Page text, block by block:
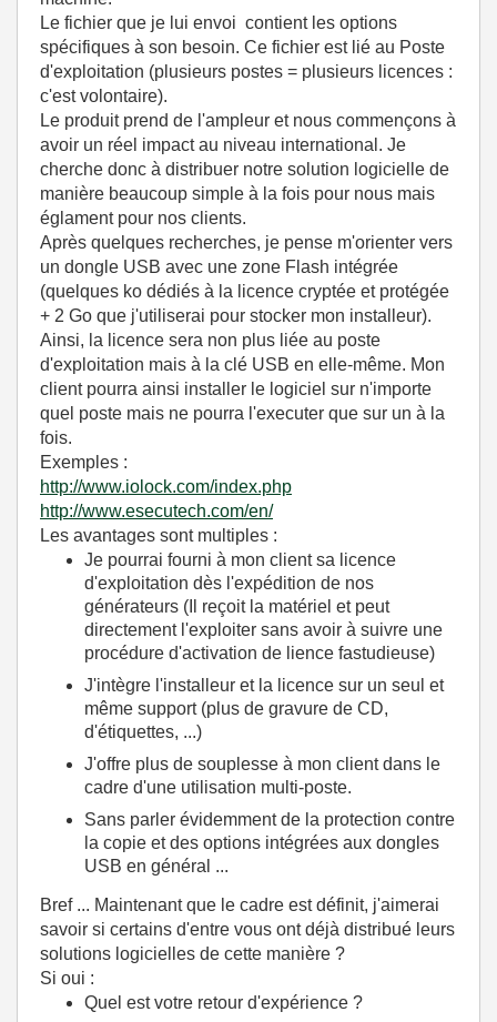
Le fichier que je lui envoi contient les options
spécifiques à son besoin. Ce fichier est lié au Poste
d'exploitation (plusieurs postes = plusieurs licences :
c'est volontaire).
Le produit prend de l'ampleur et nous commençons à
avoir un réel impact au niveau international. Je
cherche donc à distribuer notre solution logicielle de
manière beaucoup simple à la fois pour nous mais
églament pour nos clients.
Après quelques recherches, je pense m'orienter vers
un dongle USB avec une zone Flash intégrée
(quelques ko dédiés à la licence cryptée et protégée
+ 2 Go que j'utiliserai pour stocker mon installeur).
Ainsi, la licence sera non plus liée au poste
d'exploitation mais à la clé USB en elle-même. Mon
client pourra ainsi installer le logiciel sur n'importe
quel poste mais ne pourra l'executer que sur un à la
fois.
Exemples :
http://www.iolock.com/index.php
http://www.esecutech.com/en/
Les avantages sont multiples :
Je pourrai fourni à mon client sa licence
d'exploitation dès l'expédition de nos
générateurs (Il reçoit la matériel et peut
directement l'exploiter sans avoir à suivre une
procédure d'activation de lience fastudieuse)
J'intègre l'installeur et la licence sur un seul et
même support (plus de gravure de CD,
d'étiquettes, ...)
J'offre plus de souplesse à mon client dans le
cadre d'une utilisation multi-poste.
Sans parler évidemment de la protection contre
la copie et des options intégrées aux dongles
USB en général ...
Bref ... Maintenant que le cadre est définit, j'aimerai
savoir si certains d'entre vous ont déjà distribué leurs
solutions logicielles de cette manière ?
Si oui :
Quel est votre retour d'expérience ?